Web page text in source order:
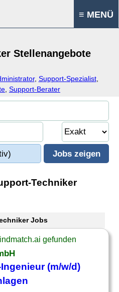
≡ MENÜ
Stellenangebote
, Support-Spezialist,
Support-Berater
Techniker
Jobs
gefunden
(m/w/d)